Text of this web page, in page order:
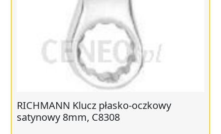
RICHMANN Klucz płasko-oczkowy
satynowy 8mm, C8308